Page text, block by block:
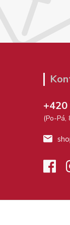
(Po-Pá,